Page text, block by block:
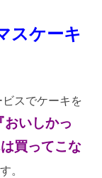
スケーキ
スでケーキを
おいしかっ
買ってこな
。